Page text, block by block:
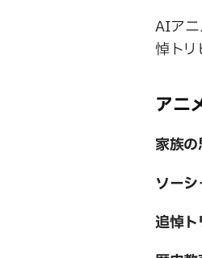
AIアニ
悼トリ
アニ
家族の
ソーシ
追悼ト